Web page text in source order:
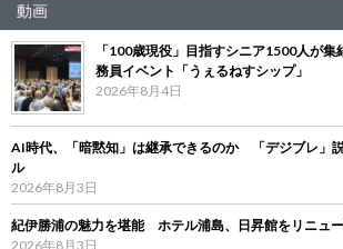
動画
「100歳現役」目指すシニア1500人が
務員イベント「うぇるねすシップ」
2026年8月4日
AI時代、「暗黙知」は継承できるのか 「デジブレ」
ル
2026年8月3日
紀伊勝浦の魅力を堪能 ホテル浦島、日昇館をリニュ
2026年8月3日